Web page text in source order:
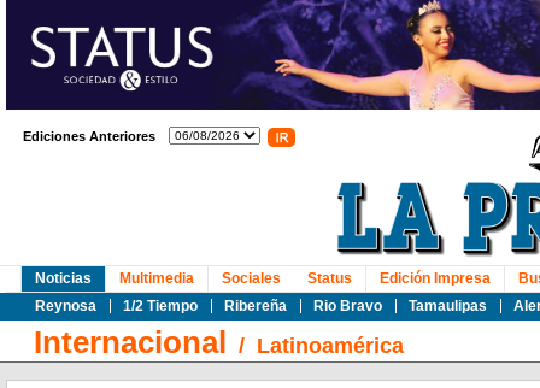
Ediciones Anteriores
Noticias
Reynosa
1/2 Tiempo Ribereña Rio Bravo Tamaulipas
Multimedia Sociales Status Edición Impresa
Internacional / Latinoamérica